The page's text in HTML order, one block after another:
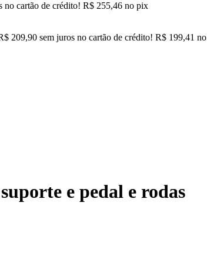
no cartão de crédito! R$ 255,46 no pix
209,90 sem juros no cartão de crédito! R$ 199,41
e pedal e rodas